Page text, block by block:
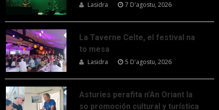
Lasidra 7 D'agostu, 2026
La Taverne Celte, el festival na
to mesa
Lasidra 5 D'agostu, 2026
Asturies perafita n’An Oriant la
so promoción cultural y turística